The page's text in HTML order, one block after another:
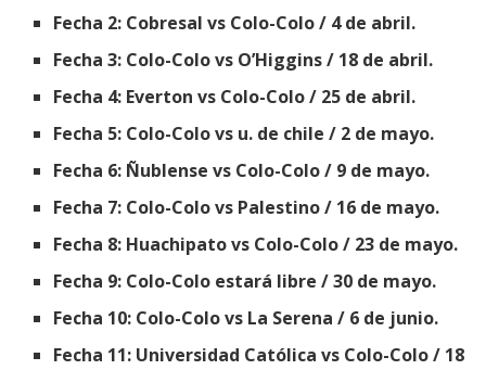
Fecha 2: Cobresal vs Colo-Colo / 4 de abril.
Fecha 3: Colo-Colo vs O’Higgins / 18 de abril.
Fecha 4: Everton vs Colo-Colo / 25 de abril.
Fecha 5: Colo-Colo vs u. de chile / 2 de mayo.
Fecha 6: Ñublense vs Colo-Colo / 9 de mayo.
Fecha 7: Colo-Colo vs Palestino / 16 de mayo.
Fecha 8: Huachipato vs Colo-Colo / 23 de mayo.
Fecha 9: Colo-Colo estará libre / 30 de mayo.
Fecha 10: Colo-Colo vs La Serena / 6 de junio.
Fecha 11: Universidad Católica vs Colo-Colo / 18